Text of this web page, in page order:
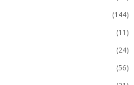
(144)
(11)
(24)
(56)